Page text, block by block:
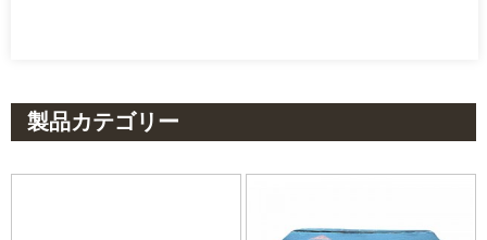
製品カテゴリー